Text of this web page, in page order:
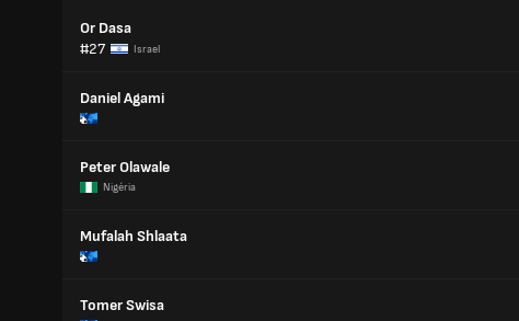
Or Dasa
#27
Israel
Daniel Agami
Peter Olawale
Nigéria
Mufalah Shlaata
Tomer Swisa